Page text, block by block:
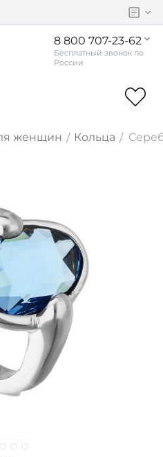
8 800 707-23-62
женщин / Кольца /